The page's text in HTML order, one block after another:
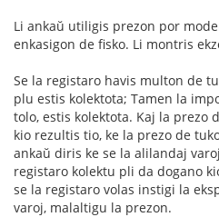
Li ankaŭ utiligis prezon por
enkasigon de fisko. Li montris
Se la registaro havis multon de
plu estis kolektota; Tamen la
tolo, estis kolektota. Kaj la prezo
kio rezultis tio, ke la prezo de
ankaŭ diris ke se la alilandaj
registaro kolektu pli da dogano
se la registaro volas instigi la
varoj, malaltigu la prezon.